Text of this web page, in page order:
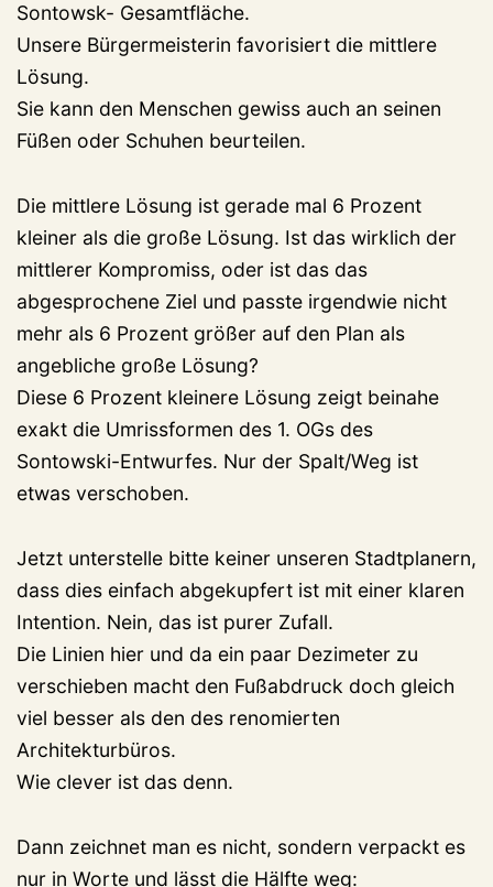
Sontowsk- Gesamtfläche.
Unsere Bürgermeisterin favorisiert die mittlere
Lösung.
Sie kann den Menschen gewiss auch an seinen
Füßen oder Schuhen beurteilen.
Die mittlere Lösung ist gerade mal 6 Prozent
kleiner als die große Lösung. Ist das wirklich der
mittlerer Kompromiss, oder ist das das
abgesprochene Ziel und passte irgendwie nicht
mehr als 6 Prozent größer auf den Plan als
angebliche große Lösung?
Diese 6 Prozent kleinere Lösung zeigt beinahe
exakt die Umrissformen des 1. OGs des
Sontowski-Entwurfes. Nur der Spalt/Weg ist
etwas verschoben.
Jetzt unterstelle bitte keiner unseren Stadtplanern,
dass dies einfach abgekupfert ist mit einer klaren
Intention. Nein, das ist purer Zufall.
Die Linien hier und da ein paar Dezimeter zu
verschieben macht den Fußabdruck doch gleich
viel besser als den des renomierten
Architekturbüros.
Wie clever ist das denn.
Dann zeichnet man es nicht, sondern verpackt es
nur in Worte und lässt die Hälfte weg: